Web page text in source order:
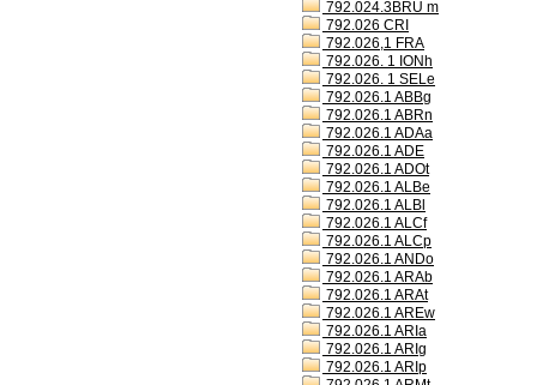
792.024.3BRU m
792.026 CRI
792.026,1 FRA
792.026. 1 IONh
792.026. 1 SELe
792.026.1 ABBg
792.026.1 ABRn
792.026.1 ADAa
792.026.1 ADE
792.026.1 ADOt
792.026.1 ALBe
792.026.1 ALBl
792.026.1 ALCf
792.026.1 ALCp
792.026.1 ANDo
792.026.1 ARAb
792.026.1 ARAt
792.026.1 AREw
792.026.1 ARIa
792.026.1 ARIg
792.026.1 ARIp